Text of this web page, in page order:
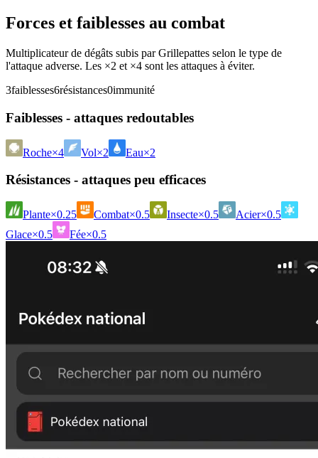
Forces et faiblesses au combat
Multiplicateur de dégâts subis par Grillepattes selon le type de
l'attaque adverse. Les ×2 et ×4 sont les attaques à éviter.
3faiblesses6résistances0immunité
Faiblesses - attaques redoutables
Roche×4 Vol×2 Eau×2
Résistances - attaques peu efficaces
Plante×0.25 Combat×0.5 Insecte×0.5 Acier×0.5
Glace×0.5 Fée×0.5